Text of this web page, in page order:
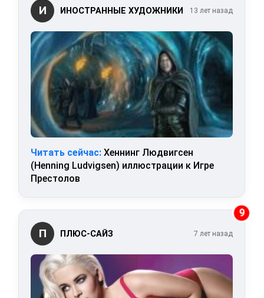
И ИНОСТРАННЫЕ ХУДОЖНИКИ 13 лет назад
Читать сейчас: Хеннинг Людвигсен
(Henning Ludvigsen) иллюстрации к Игре
Престолов
9
П ПЛЮС-САЙЗ 7 лет назад